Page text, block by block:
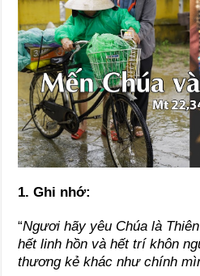
1. Ghi nhớ:
“Ngươi hãy yêu Chúa là
hết linh hồn và hết trí khôn
thương kẻ khác như chính